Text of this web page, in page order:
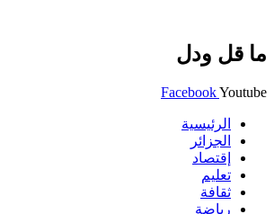
ما قل ودل
FacebookYoutube
الرئيسية
الجزائر
إقتصاد
تعليم
ثقافة
رياضة